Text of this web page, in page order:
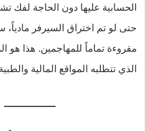
الحسابية عليها دون الحاجة لفك
حتى لو تم اختراق السيرفر مادياً،
مقروءة تماماً للمهاجمين. هذا هو
الذي تتطلبه المواقع المالية